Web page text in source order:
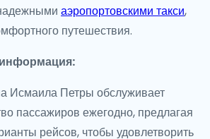
аэропортовскими такси,
путешествия.
Исмаила Петры обслуживает
пассажиров ежегодно, предлагая
рейсов, чтобы удовлетворить